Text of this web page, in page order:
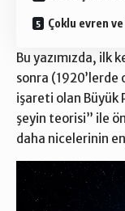
Çoklu evren
Bu yazımızda, ilk
sonra (1920’lerde
işareti olan Büyük
şeyin teorisi” ile
daha nicelerinin